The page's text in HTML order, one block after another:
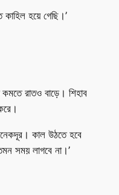
কাহিল হয়ে গেছি।’
কমতে রাতও বাড়ে। শিহাব
কাল উঠতে হবে
সময় লাগবে না।’